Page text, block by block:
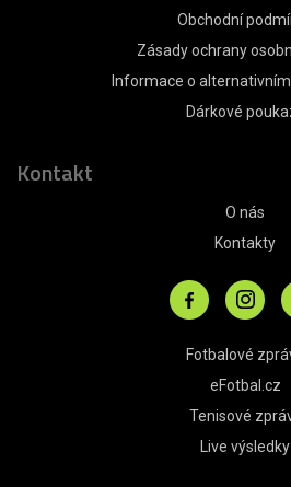
Obchodní
Zásady ochrany
Informace o
Dárkové
Kontakt
O nás
Kontakty
Fotbalové
eFotbal.cz
Tenisové
Live výsledky